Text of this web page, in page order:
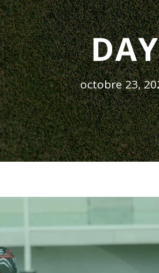
DAY
octobre 23,